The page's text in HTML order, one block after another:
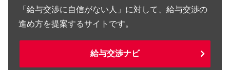
「給与交渉に自信がない人」に対して、給与交渉の
進め方を提案するサイトです。
給与交渉ナビ